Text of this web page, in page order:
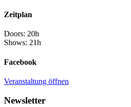
Zeitplan
Doors: 20h
Shows: 21h
Facebook
Veranstaltung öffnen
Newsletter